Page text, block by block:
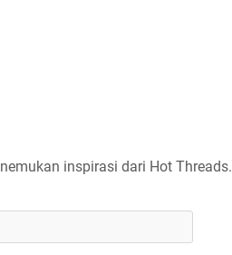
inspirasi dari Hot Threads.